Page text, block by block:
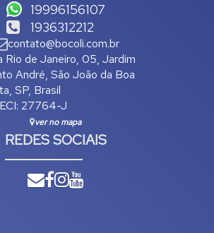
19996156107
1936312212
contato@bocoli.com.br
Rio de Janeiro, 05, Jardim
André, São João da Boa
, SP, Brasil
27764-J
ver no mapa
REDES SOCIAIS